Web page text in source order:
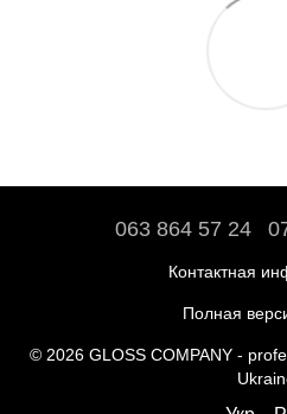
063 864 57 24
Контактная
Полная
© 2026 GLOSS COMPANY -